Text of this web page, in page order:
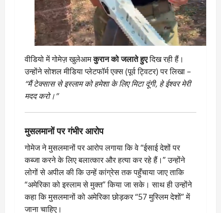
वीडियो में गोमेज़ खुलेआमकुरान को जलाते हुएदिख रही हैं।
उन्होंने सोशल मीडिया प्लेटफॉर्म एक्स (पूर्व ट्विटर) पर लिखा –
“मैं टेक्सास से इस्लाम को हमेशा के लिए मिटा दूंगी, हे ईश्वर मेरी
मदद करो।”
मुसलमानों पर गंभीर आरोप
गोमेज ने मुसलमानों पर आरोप लगाया कि वे “ईसाई देशों पर
कब्जा करने के लिए बलात्कार और हत्या कर रहे हैं।” उन्होंने
लोगों से अपील की कि उन्हें कांग्रेस तक पहुँचाया जाए ताकि
“अमेरिका को इस्लाम से मुक्त” किया जा सके। साथ ही उन्होंने
कहा कि मुसलमानों को अमेरिका छोड़कर “57 मुस्लिम देशों” में
जाना चाहिए।